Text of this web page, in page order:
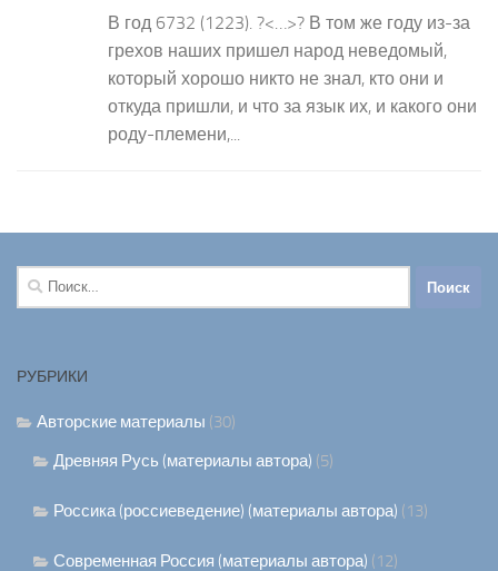
В год 6732 (1223). ?<…>? В том же году из-за
грехов наших пришел народ неведомый,
который хорошо никто не знал, кто они и
откуда пришли, и что за язык их, и какого они
роду-племени,...
Найти:
РУБРИКИ
Авторские материалы (30)
Древняя Русь (материалы автора) (5)
Россика (россиеведение) (материалы автора) (13)
Современная Россия (материалы автора) (12)